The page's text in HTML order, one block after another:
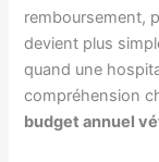
remboursement,
devient plus
quand une
compréhension
budget annuel